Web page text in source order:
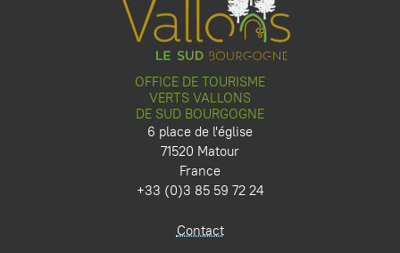
OFFICE DE TOURISME
VERTS VALLONS
DE SUD BOURGOGNE
6 place de l'église
71520 Matour
France
+33 (0)3 85 59 72 24
Contact